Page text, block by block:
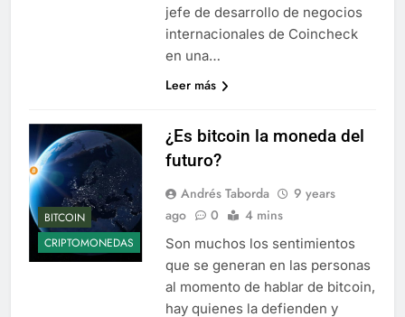
jefe de desarrollo de negocios
internacionales de Coincheck
en una…
Leer más
BITCOIN
CRIPTOMONEDAS
¿Es bitcoin la moneda del
futuro?
Andrés Taborda
9 years
ago
0 4 mins
Son muchos los sentimientos
que se generan en las personas
al momento de hablar de bitcoin,
hay quienes la defienden y